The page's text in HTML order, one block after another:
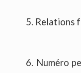
5. Relations
6. Numéro